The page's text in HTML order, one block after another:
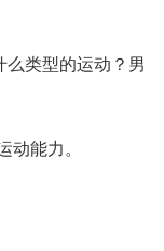
么类型的运动？男
动能力。